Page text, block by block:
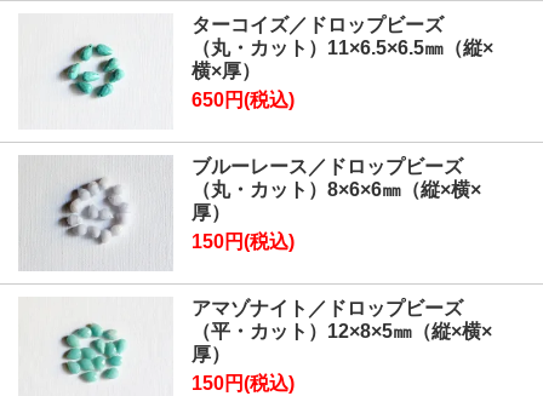
ターコイズ／ドロップビーズ
（丸・カット）11×6.5×6.5㎜（縦×
横×厚）
650円(税込)
ブルーレース／ドロップビーズ
（丸・カット）8×6×6㎜（縦×横×
厚）
150円(税込)
アマゾナイト／ドロップビーズ
（平・カット）12×8×5㎜（縦×横×
厚）
150円(税込)